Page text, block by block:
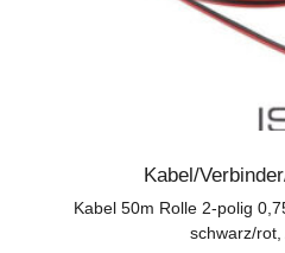
Kabel/
Kabel 50m Rolle 2-polig
schwarz/rot,